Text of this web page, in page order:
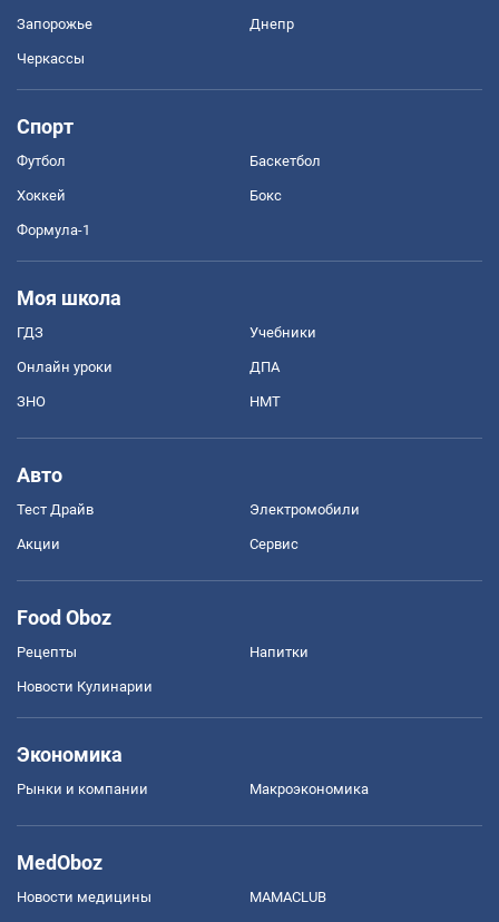
Запорожье Днепр
Черкассы
Спорт
Футбол Баскетбол
Хоккей Бокс
Формула-1
Моя школа
ГДЗ Учебники
Онлайн уроки ДПА
ЗНО НМТ
Авто
Тест Драйв Электромобили
Акции Сервис
Food Oboz
Рецепты Напитки
Новости Кулинарии
Экономика
Рынки и компании Mакроэкономика
MedOboz
Новости медицины MAMACLUB